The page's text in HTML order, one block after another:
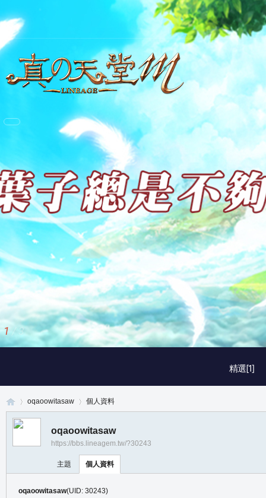
精選[1]
1 / 3
oqaoowitasaw 個人資料
oqaoowitasaw
https://bbs.lineagem.tw/?30243
主題 個人資料
oqaoowitasaw(UID: 30243)